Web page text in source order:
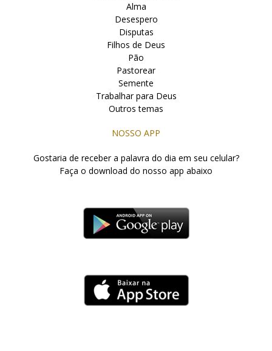
Alma
Desespero
Disputas
Filhos de Deus
Pão
Pastorear
Semente
Trabalhar para Deus
Outros temas
NOSSO APP
Gostaria de receber a palavra do dia em seu celular?
Faça o download do nosso app abaixo